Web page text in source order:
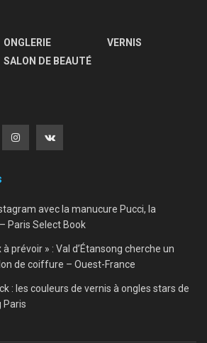
ONGLERIE
SALON DE BEAUTÉ
VERNIS
avec la manucure Pucci, la
Paris Select Book
à prévoir » : Val d’Étansong cherche un
de coiffure – Ouest-France
: les couleurs de vernis à ongles stars de
Paris